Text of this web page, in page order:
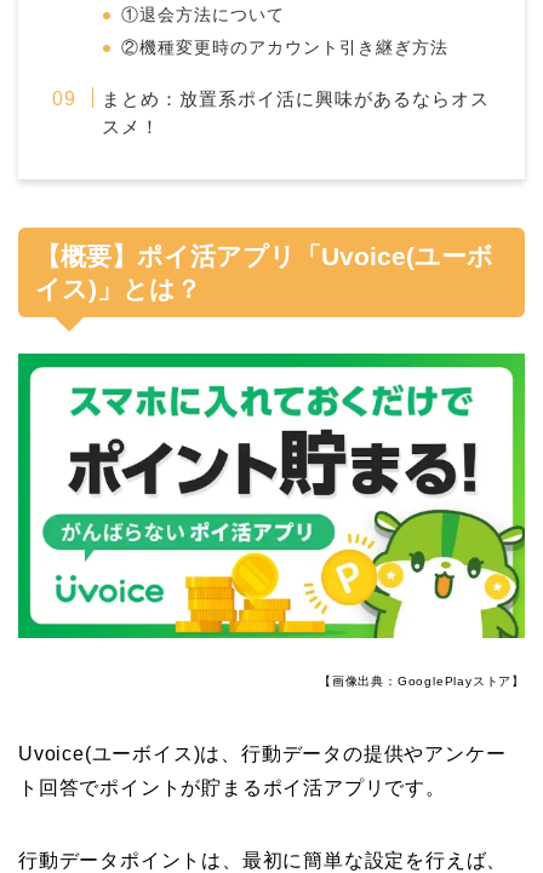
①退会方法について
②機種変更時のアカウント引き継ぎ方法
まとめ：放置系ポイ活に興味があるならオス
スメ！
【概要】ポイ活アプリ「Uvoice(ユーボ
イス)」とは？
【画像出典：GooglePlayストア】
Uvoice(ユーボイス)は、行動データの提供やアンケー
ト回答でポイントが貯まるポイ活アプリです。
行動データポイントは、最初に簡単な設定を行えば、